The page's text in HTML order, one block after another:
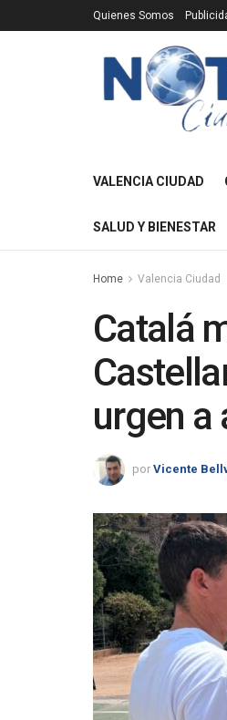
Quienes Somos
VALENCIA CIUDAD
SALUD Y BIENESTAR
Home Valencia Ciudad
Catalá
urgen a
por Vicente